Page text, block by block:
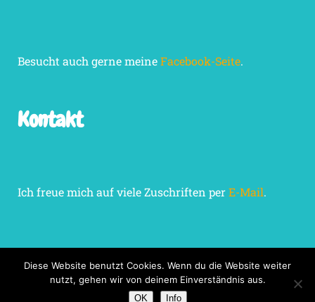
Besucht auch gerne meineFacebook-Seite.
Kontakt
Ich freue mich auf viele Zuschriften perE-Mail.
Datenschutzerklärung
Diese Website benutzt Cookies. Wenn du die Website weiter
nutzt, gehen wir von deinem Einverständnis aus.
OK Info